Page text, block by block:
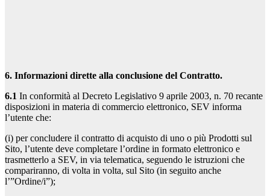
6. Informazioni dirette alla conclusione del Contratto.
6.1 In conformità al Decreto Legislativo 9 aprile 2003, n. 70 recante
disposizioni in materia di commercio elettronico, SEV informa
l’utente che:
(i) per concludere il contratto di acquisto di uno o più Prodotti sul
Sito, l’utente deve completare l’ordine in formato elettronico e
trasmetterlo a SEV, in via telematica, seguendo le istruzioni che
compariranno, di volta in volta, sul Sito (in seguito anche
l’”Ordine/i”);